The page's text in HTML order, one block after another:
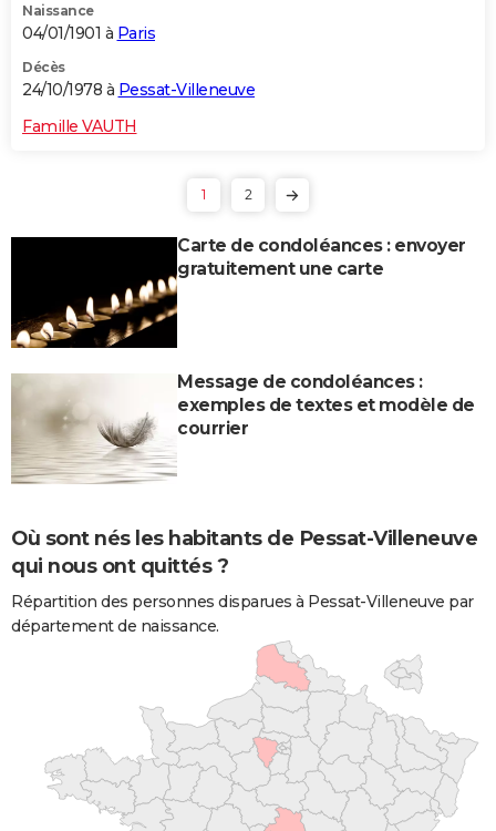
Naissance
04/01/1901 à Paris
Décès
24/10/1978 à Pessat-Villeneuve
Famille VAUTH
1 2
Carte de condoléances : envoyer
gratuitement une carte
Message de condoléances :
exemples de textes et modèle de
courrier
Où sont nés les habitants de Pessat-Villeneuve
qui nous ont quittés ?
Répartition des personnes disparues à Pessat-Villeneuve par
département de naissance.